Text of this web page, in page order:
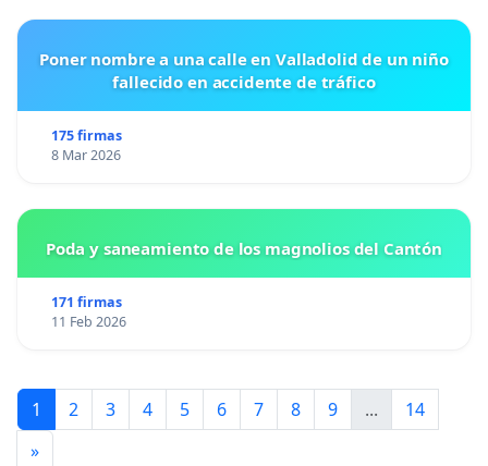
Poner nombre a una calle en Valladolid de un niño
fallecido en accidente de tráfico
175 firmas
8 Mar 2026
Poda y saneamiento de los magnolios del Cantón
171 firmas
11 Feb 2026
1 2 3 4 5 6 7 8 9 ...
14
»